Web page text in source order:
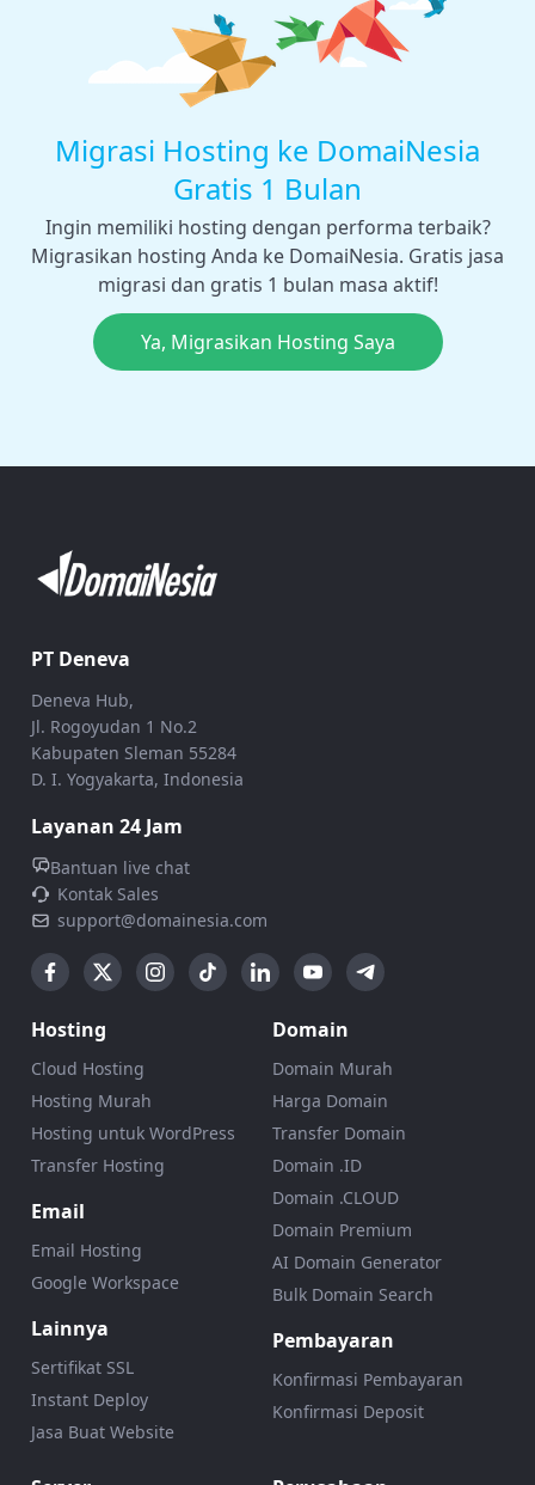
Migrasi Hosting ke DomaiNesia
Gratis 1 Bulan
Ingin memiliki hosting dengan performa terbaik?
Migrasikan hosting Anda ke DomaiNesia. Gratis jasa
migrasi dan gratis 1 bulan masa aktif!
Ya, Migrasikan Hosting Saya
PT Deneva
Deneva Hub,
Jl. Rogoyudan 1 No.2
Kabupaten Sleman 55284
D. I. Yogyakarta, Indonesia
Layanan 24 Jam
Bantuan live chat
Kontak Sales
support@domainesia.com
Hosting
Cloud Hosting
Hosting Murah
Hosting untuk WordPress
Transfer Hosting
Email
Email Hosting
Google Workspace
Lainnya
Sertifikat SSL
Instant Deploy
Jasa Buat Website
Domain
Domain Murah
Harga Domain
Transfer Domain
Domain .ID
Domain .CLOUD
Domain Premium
AI Domain Generator
Bulk Domain Search
Pembayaran
Konfirmasi Pembayaran
Konfirmasi Deposit